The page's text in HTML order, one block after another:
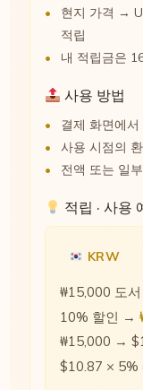
현지 가격 →
적립
내 적립금은
사용 방법
결제 화면에
사용 시점의
전액 또는 일
적립 · 사용
KRW
₩15,000 도서
10% 할인 →
₩15,000 →
$10.87 × 5%